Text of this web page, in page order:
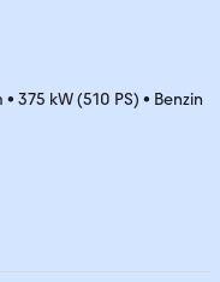
• 375 kW (510 PS) • Benzin